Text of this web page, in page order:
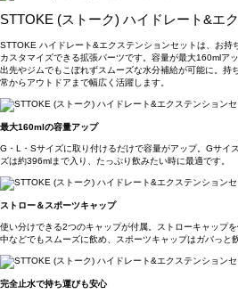
STTOKE (ストーク) ハイドレート&エ
STTOKE ハイドレート&エクステンションセットは、お持
カスタマイズできる拡張パーツです。容量が最大160mlア
出先やジムでもこぼれずスムーズな水分補給が可能に。持
常からアウトドアまで幅広く活躍します。
最大160mlの容量アップ
G・L・Sサイズに取り付けるだけで容量がアップ。Gサイ
ズは約396mlまで入り、たっぷり飲みたい時に最適です。
ストロー＆スポーツキャップ
使い分けできる2つのキャップが付属。ストローキャップ
中などでもスムーズに飲め、スポーツキャップはガバっと
完全止水で持ち運びも安心